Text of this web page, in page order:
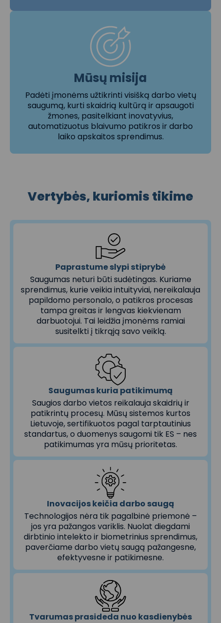
Mūsų misija
Padėti įmonėms užtikrinti visišką darbo vietų
saugumą, kurti skaidrią kultūrą ir apsaugoti
žmones, pasitelkiant inovatyvius,
automatizuotus blaivumo patikros ir darbo
laiko apskaitos sprendimus.
Vertybės, kuriomis tikime
Paprastume slypi stiprybė
Saugumas neturi būti sudėtingas. Kuriame
sprendimus, kurie veikia intuityviai, nereikalauja
papildomo personalo, o patikros procesas
tampa greitas ir lengvas kiekvienam
darbuotojui. Tai leidžia įmonėms ramiai
susitelkti į tikrąją savo veiklą.
Saugumas kuria patikimumą
Saugios darbo vietos reikalauja skaidrių ir
patikrintų procesų. Mūsų sistemos kurtos
Lietuvoje, sertifikuotos pagal tarptautinius
standartus, o duomenys saugomi tik ES – nes
patikimumas yra mūsų prioritetas.
Inovacijos keičia darbo saugą
Technologijos nėra tik pagalbinė priemonė –
jos yra pažangos variklis. Nuolat diegdami
dirbtinio intelekto ir biometrinius sprendimus,
paverčiame darbo vietų saugą pažangesne,
efektyvesne ir patikimesne.
Tvarumas prasideda nuo kasdienybės